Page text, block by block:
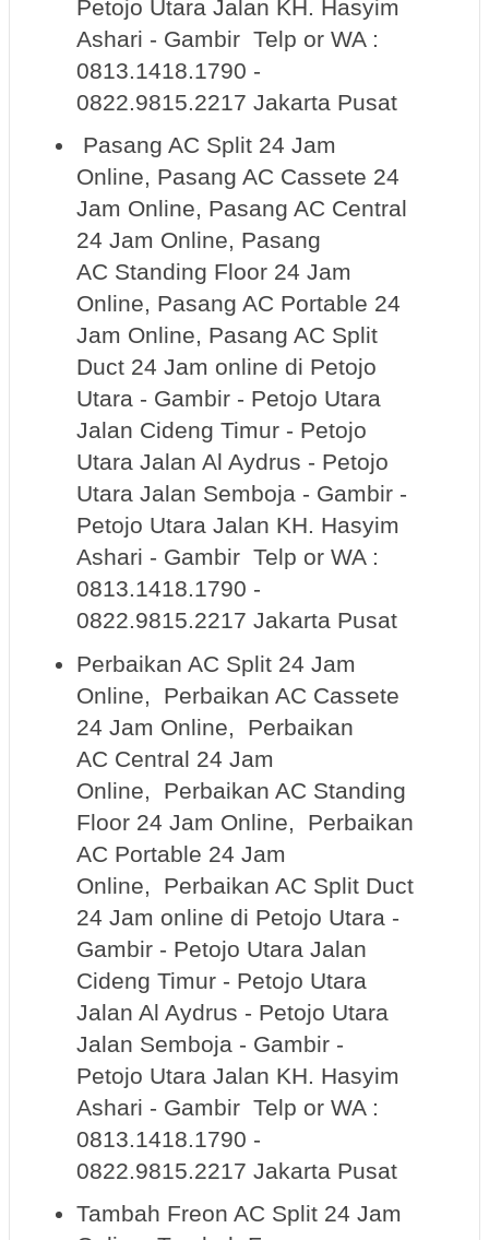
Petojo Utara Jalan KH. Hasyim
Ashari - Gambir Telp or WA :
0813.1418.1790 -
0822.9815.2217 Jakarta Pusat
Pasang AC Split 24 Jam
Online, Pasang AC Cassete 24
Jam Online, Pasang AC Central
24 Jam Online, Pasang
AC Standing Floor 24 Jam
Online, Pasang AC Portable 24
Jam Online, Pasang AC Split
Duct 24 Jam online di Petojo
Utara - Gambir - Petojo Utara
Jalan Cideng Timur - Petojo
Utara Jalan Al Aydrus - Petojo
Utara Jalan Semboja - Gambir -
Petojo Utara Jalan KH. Hasyim
Ashari - Gambir Telp or WA :
0813.1418.1790 -
0822.9815.2217 Jakarta Pusat
Perbaikan AC Split 24 Jam
Online, Perbaikan AC Cassete
24 Jam Online, Perbaikan
AC Central 24 Jam
Online, Perbaikan AC Standing
Floor 24 Jam Online, Perbaikan
AC Portable 24 Jam
Online, Perbaikan AC Split Duct
24 Jam online di Petojo Utara -
Gambir - Petojo Utara Jalan
Cideng Timur - Petojo Utara
Jalan Al Aydrus - Petojo Utara
Jalan Semboja - Gambir -
Petojo Utara Jalan KH. Hasyim
Ashari - Gambir Telp or WA :
0813.1418.1790 -
0822.9815.2217 Jakarta Pusat
Tambah Freon AC Split 24 Jam